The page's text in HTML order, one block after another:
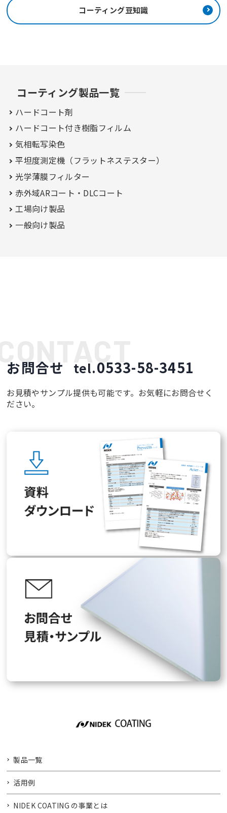
コーティング豆知識
コーティング製品一覧
ハードコート剤
ハードコート付き樹脂フィルム
気相転写染色
平坦度測定機（フラットネステスター）
光学薄膜フィルター
赤外域ARコート・ DLCコート
工場向け製品
一般向け製品
お問合せ tel.0533-58-3451
お見積やサンプル提供も可能です。お気軽にお問合せく
ださい。
製品一覧
活用例
NIDEK COATING の事業とは